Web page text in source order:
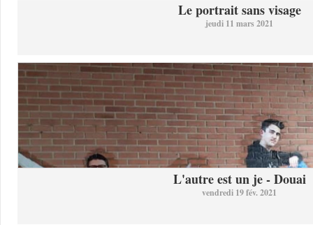
Le portrait sans visage
jeudi 11 mars 2021
L'autre est un je - Douai
vendredi 19 fév. 2021